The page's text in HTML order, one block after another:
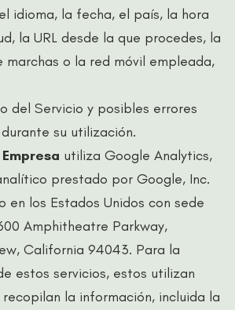
idioma, la fecha, el país, la hora
la URL desde la que procedes, la
marchas o la red móvil empleada,
del Servicio y posibles errores
su utilización.
utiliza Google Analytics,
prestado por Google, Inc.
en los Estados Unidos con sede
Amphitheatre Parkway,
California 94043. Para la
estos servicios, estos utilizan
la información, incluida la